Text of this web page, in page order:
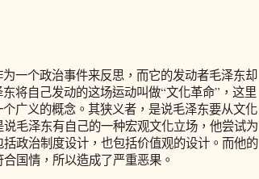
一个政治事件来反思，而它的发动者毛泽东却
将自己发动的这场运动叫做“文化革命”，这里
广义的概念。其狭义者，是说毛泽东要从文化
毛泽东有自己的一种宏观文化立场，他尝试为
政治制度设计，也包括价值观的设计。而他的
国情，所以造成了严重恶果。